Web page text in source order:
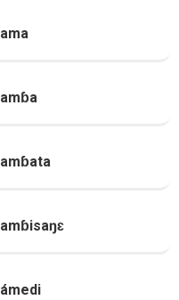
ama
amɓa
amɓata
amɓisaŋɛ
ámedi